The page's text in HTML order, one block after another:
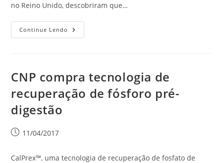
no Reino Unido, descobriram que…
Continue Lendo
CNP compra tecnologia de
recuperação de fósforo pré-
digestão
11/04/2017
CalPrex™, uma tecnologia de recuperação de fosfato de